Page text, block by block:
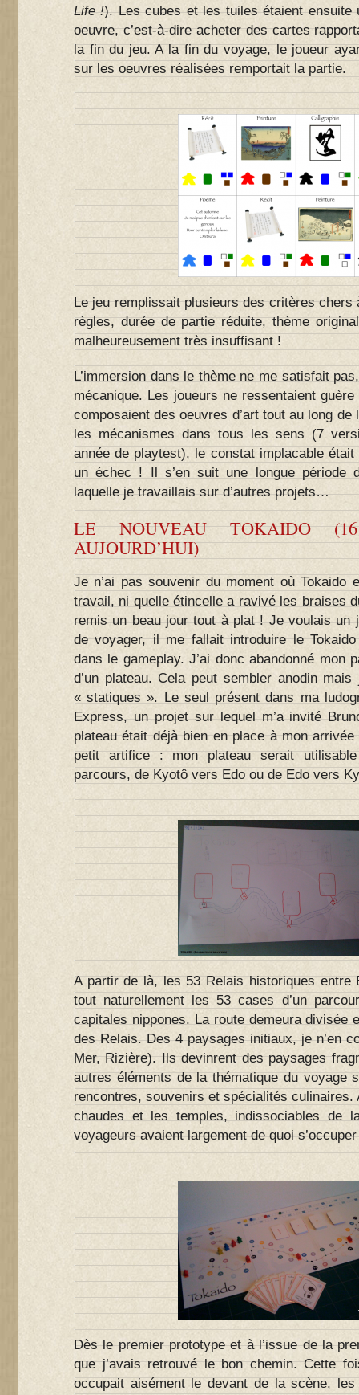
Life !). Les cubes et les tuiles étaient ensuite
oeuvre, c’est-à-dire acheter des cartes
la fin du jeu. A la fin du voyage, le joueur
sur les oeuvres réalisées remportait la partie.
Le jeu remplissait plusieurs des critères
règles, durée de partie réduite, thème
malheureusement très insuffisant !
L’immersion dans le thème ne me satisfait
mécanique. Les joueurs ne ressentaient
composaient des oeuvres d’art tout au long
les mécanismes dans tous les sens (7
année de playtest), le constat implacable
un échec ! Il s’en suit une longue période
laquelle je travaillais sur d’autres projets…
LE NOUVEAU TOKAIDO
AUJOURD’HUI)
Je n’ai pas souvenir du moment où Tokaido
travail, ni quelle étincelle a ravivé les braises
remis un beau jour tout à plat ! Je voulais un
de voyager, il me fallait introduire le
dans le gameplay. J’ai donc abandonné mon
d’un plateau. Cela peut sembler anodin
« statiques ». Le seul présent dans ma
Express, un projet sur lequel m’a invité
plateau était déjà bien en place à mon
petit artifice : mon plateau serait
parcours, de Kyotô vers Edo ou de Edo vers
A partir de là, les 53 Relais historiques entre
tout naturellement les 53 cases d’un
capitales nippones. La route demeura divisée
des Relais. Des 4 paysages initiaux, je n’en
Mer, Rizière). Ils devinrent des paysages
autres éléments de la thématique du voyage
rencontres, souvenirs et spécialités
chaudes et les temples, indissociables de
voyageurs avaient largement de quoi
Dès le premier prototype et à l’issue de la
que j’avais retrouvé le bon chemin. Cette
occupait aisément le devant de la scène,